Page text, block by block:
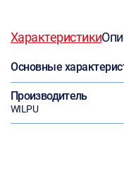
Характеристики
Основные
Производитель
WILPU